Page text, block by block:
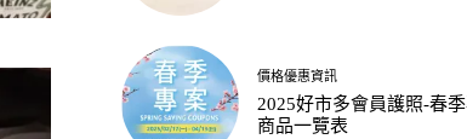
價格優惠資訊
2025好市多會員護照-春
商品一覽表